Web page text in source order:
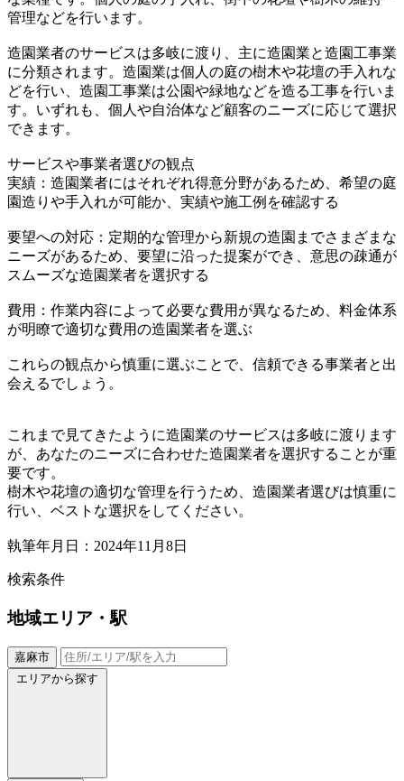
管理などを行います。
造園業者のサービスは多岐に渡り、主に造園業と造園工事業
に分類されます。造園業は個人の庭の樹木や花壇の手入れな
どを行い、造園工事業は公園や緑地などを造る工事を行いま
す。いずれも、個人や自治体など顧客のニーズに応じて選択
できます。
サービスや事業者選びの観点
実績：造園業者にはそれぞれ得意分野があるため、希望の庭
園造りや手入れが可能か、実績や施工例を確認する
要望への対応：定期的な管理から新規の造園までさまざまな
ニーズがあるため、要望に沿った提案ができ、意思の疎通が
スムーズな造園業者を選択する
費用：作業内容によって必要な費用が異なるため、料金体系
が明瞭で適切な費用の造園業者を選ぶ
これらの観点から慎重に選ぶことで、信頼できる事業者と出
会えるでしょう。
これまで見てきたように造園業のサービスは多岐に渡ります
が、あなたのニーズに合わせた造園業者を選択することが重
要です。
樹木や花壇の適切な管理を行うため、造園業者選びは慎重に
行い、ベストな選択をしてください。
執筆年月日：2024年11月8日
検索条件
地域エリア・駅
嘉麻市
エリアから探す